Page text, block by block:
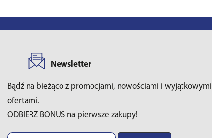
Newsletter
Bądź na bieżąco z promocjami, nowościami i wyjątkowymi
ofertami.
ODBIERZ BONUS na pierwsze zakupy!